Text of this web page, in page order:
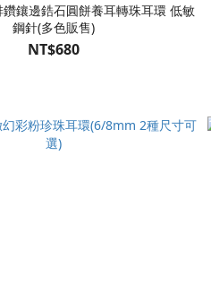
鑲邊鋯石圓餅養耳轉珠耳環 低敏
鋼針(多色販售)
NT$680